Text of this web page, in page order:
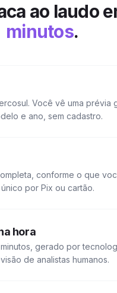
ao laudo
minutos.
Você vê uma prévia
e ano, sem cadastro.
conforme o que
por Pix ou cartão.
hora
gerado por
de analistas humanos.